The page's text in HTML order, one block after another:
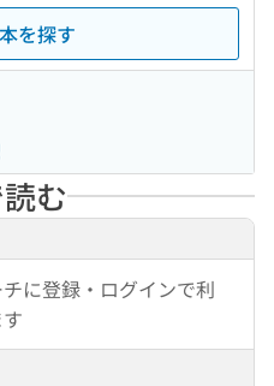
を探す
む
に登録・ログインで利